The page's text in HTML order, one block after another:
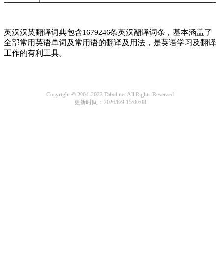
英汉汉英翻译词典包含1679246条英汉翻译词条，基本涵盖了
全部常用英语单词及常用语的翻译及用法，是英语学习及翻译
工作的有利工具。
Copyright © 2004-2023 Ddxd.net All Rights Reserved
更新时间：2026/8/9 15:00:08